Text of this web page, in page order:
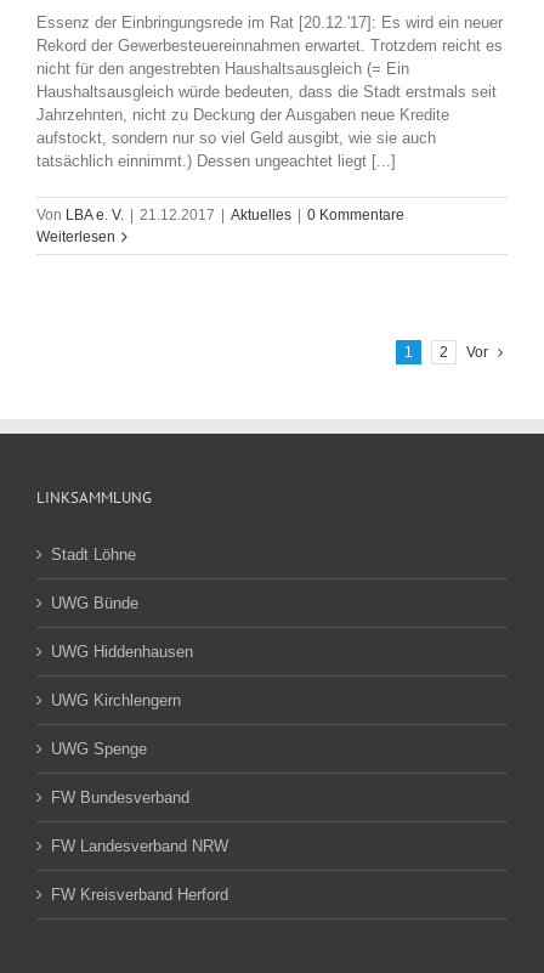
Essenz der Einbringungsrede im Rat [20.12.'17]: Es wird ein neuer
Rekord der Gewerbesteuereinnahmen erwartet. Trotzdem reicht es
nicht für den angestrebten Haushaltsausgleich (= Ein
Haushaltsausgleich würde bedeuten, dass die Stadt erstmals seit
Jahrzehnten, nicht zu Deckung der Ausgaben neue Kredite
aufstockt, sondern nur so viel Geld ausgibt, wie sie auch
tatsächlich einnimmt.) Dessen ungeachtet liegt [...]
Von LBA e. V. 21.12.2017 Aktuelles
0 Kommentare
Weiterlesen
1 2 Vor
LINKSAMMLUNG
Stadt Löhne
UWG Bünde
UWG Hiddenhausen
UWG Kirchlengern
UWG Spenge
FW Bundesverband
FW Landesverband NRW
FW Kreisverband Herford